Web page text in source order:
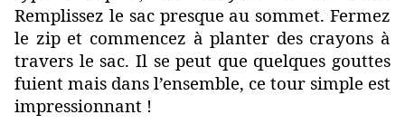
Remplissez le sac presque au sommet. Fermez
le zip et commencez à planter des crayons à
travers le sac. Il se peut que quelques gouttes
fuient mais dans l’ensemble, ce tour simple est
impressionnant !